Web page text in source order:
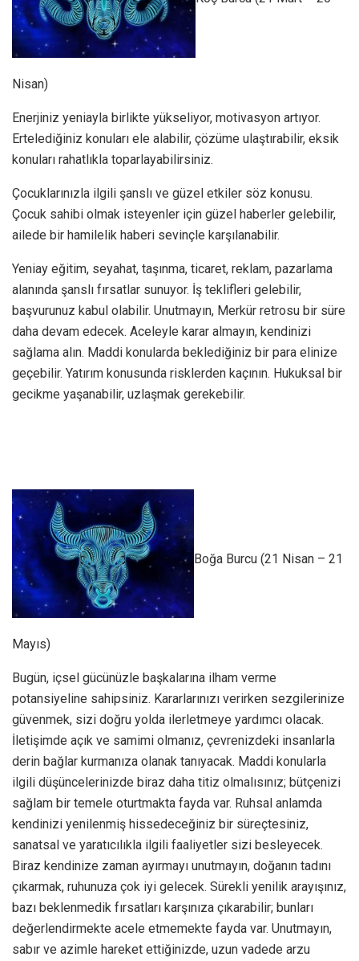
Nisan)
Enerjiniz yeniayla birlikte yükseliyor, motivasyon artıyor.
Ertelediğiniz konuları ele alabilir, çözüme ulaştırabilir, eksik
konuları rahatlıkla toparlayabilirsiniz.
Çocuklarınızla ilgili şanslı ve güzel etkiler söz konusu.
Çocuk sahibi olmak isteyenler için güzel haberler gelebilir,
ailede bir hamilelik haberi sevinçle karşılanabilir.
Yeniay eğitim, seyahat, taşınma, ticaret, reklam, pazarlama
alanında şanslı fırsatlar sunuyor. İş teklifleri gelebilir,
başvurunuz kabul olabilir. Unutmayın, Merkür retrosu bir süre
daha devam edecek. Aceleyle karar almayın, kendinizi
sağlama alın. Maddi konularda beklediğiniz bir para elinize
geçebilir. Yatırım konusunda risklerden kaçının. Hukuksal bir
gecikme yaşanabilir, uzlaşmak gerekebilir.
Boğa Burcu (21 Nisan – 21
Mayıs)
Bugün, içsel gücünüzle başkalarına ilham verme
potansiyeline sahipsiniz. Kararlarınızı verirken sezgilerinize
güvenmek, sizi doğru yolda ilerletmeye yardımcı olacak.
İletişimde açık ve samimi olmanız, çevrenizdeki insanlarla
derin bağlar kurmanıza olanak tanıyacak. Maddi konularla
ilgili düşüncelerinizde biraz daha titiz olmalısınız; bütçenizi
sağlam bir temele oturtmakta fayda var. Ruhsal anlamda
kendinizi yenilenmiş hissedeceğiniz bir süreçtesiniz,
sanatsal ve yaratıcılıkla ilgili faaliyetler sizi besleyecek.
Biraz kendinize zaman ayırmayı unutmayın, doğanın tadını
çıkarmak, ruhunuza çok iyi gelecek. Sürekli yenilik arayışınız,
bazı beklenmedik fırsatları karşınıza çıkarabilir; bunları
değerlendirmekte acele etmemekte fayda var. Unutmayın,
sabır ve azimle hareket ettiğinizde, uzun vadede arzu